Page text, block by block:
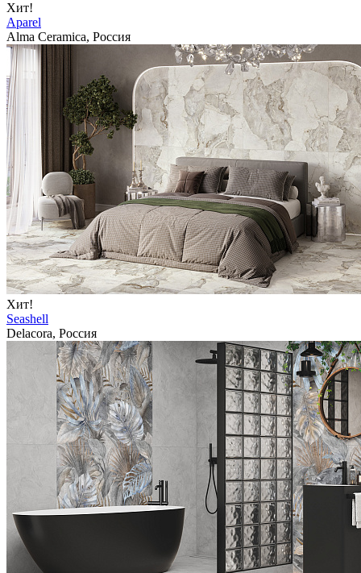
Хит!
Aparel
Alma Ceramica, Россия
Хит!
Seashell
Delacora, Россия